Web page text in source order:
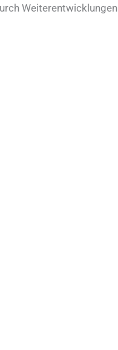
Weiterentwicklungen